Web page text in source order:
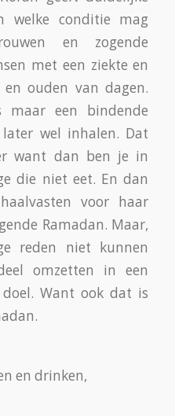
is, tot inkeer te
en
duidelijk zijn dat al
de vastenmaand
dan Vrijdag –visdag
niet gezegd dat
Het gaat er om hoe
cabaretiers: Najib
en Anuar namen de
in hun Ramadan-
uitgedaagd open
kleine dingetjes eten
toch ook wat vocht
weg te wissen
Misschien had de
“Til niet te